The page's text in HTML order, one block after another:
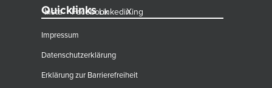
Insta FacebookLinkedinXing
Quicklinks
Impressum
Datenschutzerklärung
Erklärung zur Barrierefreiheit